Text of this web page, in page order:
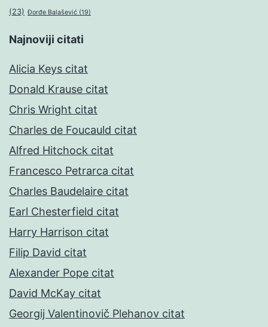
(23) Đorđe Balašević (19)
Najnoviji citati
Alicia Keys citat
Donald Krause citat
Chris Wright citat
Charles de Foucauld citat
Alfred Hitchock citat
Francesco Petrarca citat
Charles Baudelaire citat
Earl Chesterfield citat
Harry Harrison citat
Filip David citat
Alexander Pope citat
David McKay citat
Georgij Valentinovič Plehanov citat